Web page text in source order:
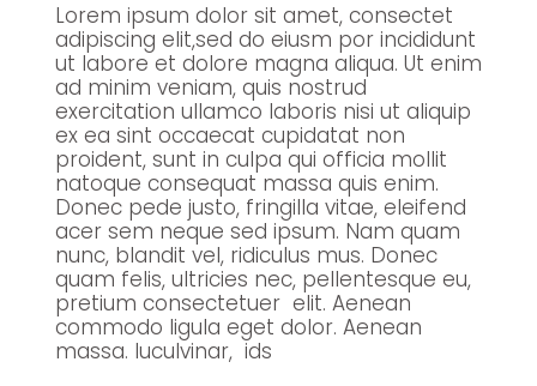
Lorem ipsum dolor sit amet, consectet
adipiscing elit,sed do eiusm por incididunt
ut labore et dolore magna aliqua. Ut enim
ad minim veniam, quis nostrud
exercitation ullamco laboris nisi ut aliquip
ex ea sint occaecat cupidatat non
proident, sunt in culpa qui officia mollit
natoque consequat massa quis enim.
Donec pede justo, fringilla vitae, eleifend
acer sem neque sed ipsum. Nam quam
nunc, blandit vel, ridiculus mus. Donec
quam felis, ultricies nec, pellentesque eu,
pretium consectetuer elit. Aenean
commodo ligula eget dolor. Aenean
massa. luculvinar, ids